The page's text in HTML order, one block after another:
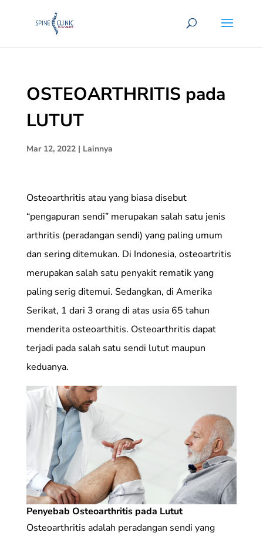
OSTEOARTHRITIS pada
LUTUT
Mar 12, 2022| Lainnya
Osteoarthritis atau yang biasa disebut
“pengapuran sendi” merupakan salah satu jenis
arthritis (peradangan sendi) yang paling umum
dan sering ditemukan. Di Indonesia, osteoartritis
merupakan salah satu penyakit rematik yang
paling serig ditemui. Sedangkan, di Amerika
Serikat, 1 dari 3 orang di atas usia 65 tahun
menderita osteoarthitis. Osteoarthritis dapat
terjadi pada salah satu sendi lutut maupun
keduanya.
Penyebab Osteoarthritis pada Lutut
Osteoarthritis adalah peradangan sendi yang